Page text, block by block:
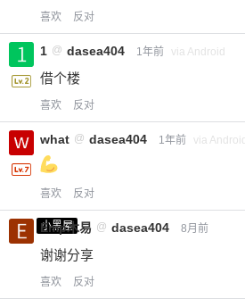
喜欢 反对
1 @ dasea404 1年前 via Android
借个楼
喜欢 反对
what @ dasea404 1年前 via Android
喜欢 反对
小黑屋
Emp木易 @ dasea404 8月前
谢谢分享
喜欢 反对